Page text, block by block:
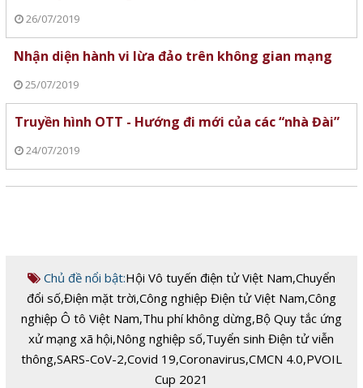
26/07/2019
Nhận diện hành vi lừa đảo trên không gian mạng
25/07/2019
Truyền hình OTT - Hướng đi mới của các “nhà Đài”
24/07/2019
Chủ đề nổi bật:Hội Vô tuyến điện tử Việt Nam,Chuyển
đổi số,Điện mặt trời,Công nghiệp Điện tử Việt Nam,Công
nghiệp Ô tô Việt Nam,Thu phí không dừng,Bộ Quy tắc ứng
xử mạng xã hội,Nông nghiệp số,Tuyển sinh Điện tử viễn
thông,SARS-CoV-2,Covid 19,Coronavirus,CMCN 4.0,PVOIL
Cup 2021